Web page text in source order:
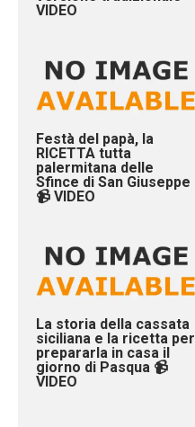
VIDEO
Festà del papà, la
RICETTA tutta
palermitana delle
Sfince di San Giuseppe
📹 VIDEO
La storia della cassata
siciliana e la ricetta per
prepararla in casa il
giorno di Pasqua 📹
VIDEO